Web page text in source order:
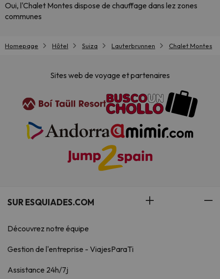
Oui, l'Chalet Montes dispose de chauffage dans lez zones
communes
Homepage Hôtel Suiza Lauterbrunnen Chalet Montes
Sites web de voyage et partenaires
SUR ESQUIADES.COM
Découvrez notre équipe
Gestion de l'entreprise - ViajesParaTi
Assistance 24h/7j